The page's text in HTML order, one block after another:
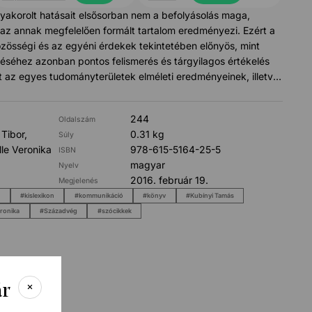
hatásait elsősorban nem a befolyásolás maga,
annak megfelelően formált tartalom eredményezi. Ezért a
és az egyéni érdekek tekintetében előnyös, mint
azonban pontos felismerés és tárgyilagos értékelés
egyes tudományterületek elméleti eredményeinek, illetve
segítséget nyújtani. Bízunk benne, hogy sikerül az
ösztönözni a hétköznapi médiafogyasztás során.
Veronika
Oldalszám 244
Súly 0.31 kg
ISBN 978-615-5164-25-5
Nyelv magyar
Megjelenés 2016. február 19.
kislexikon kommunikáció könyv
Kubínyi Tamás
Századvég szócikkek